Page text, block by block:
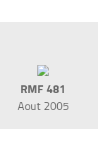
RMF 481
Aout 2005